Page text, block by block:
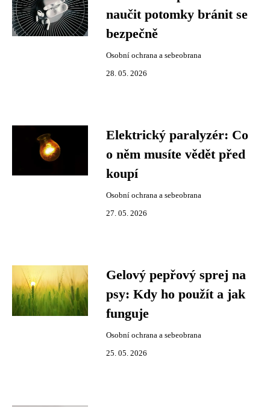
naučit potomky bránit se
bezpečně
Osobní ochrana a sebeobrana
28. 05. 2026
Elektrický paralyzér: Co
o něm musíte vědět před
koupí
Osobní ochrana a sebeobrana
27. 05. 2026
Gelový pepřový sprej na
psy: Kdy ho použít a jak
funguje
Osobní ochrana a sebeobrana
25. 05. 2026